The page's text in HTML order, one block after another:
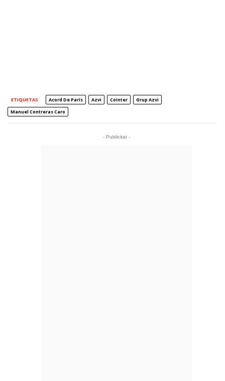
ETIQUETAS Acord De París Azvi Cointer
Grup Azvi
Manuel Contreras Caro
- Publicitat -